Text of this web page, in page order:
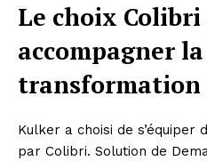
Le choix
accompagnerla
transformation
Kulker a choisi de s’équiper
par Colibri. Solution de